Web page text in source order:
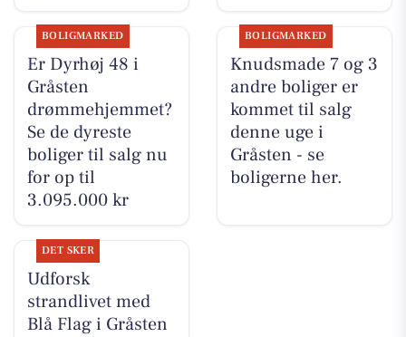
BOLIGMARKED
Er Dyrhøj 48 i
Gråsten
drømmehjemmet?
Se de dyreste
boliger til salg nu
for op til
3.095.000 kr
BOLIGMARKED
Knudsmade 7 og 3
andre boliger er
kommet til salg
denne uge i
Gråsten - se
boligerne her.
DET SKER
Udforsk
strandlivet med
Blå Flag i Gråsten